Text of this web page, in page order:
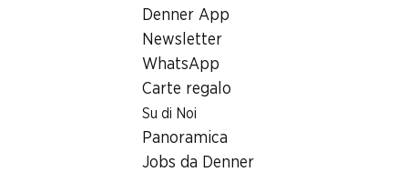
Denner App
Newsletter
WhatsApp
Carte regalo
Su di Noi
Panoramica
Jobs da Denner
Prelievo di contanti con Post-Card / M-